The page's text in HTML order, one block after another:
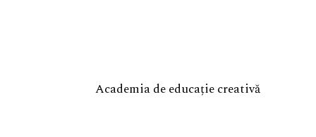
Academia de educație creativă